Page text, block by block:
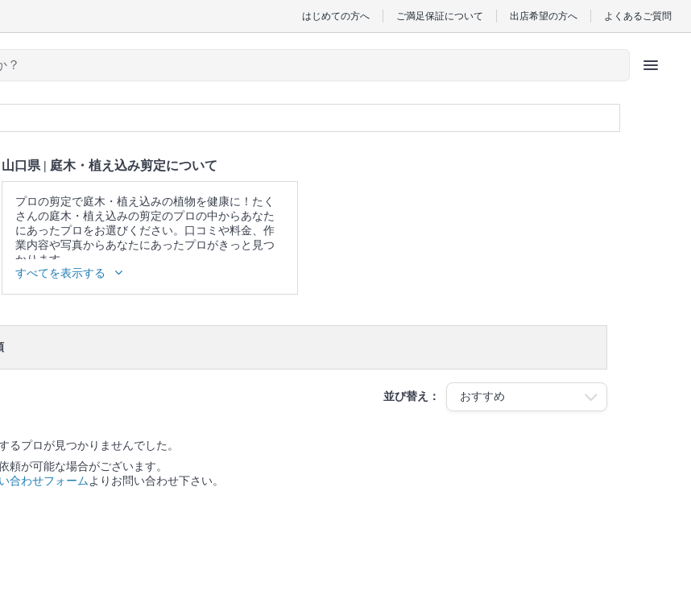
はじめての方へ ご満足保証について 出店希望の方へ よくあるご質問
menu
山口県 | 庭木・植え込み剪定について
プロの剪定で庭木・植え込みの植物を健康に！たく
さんの庭木・植え込みの剪定のプロの中からあなた
にあったプロをお選びください。口コミや料金、作
業内容や写真からあなたにあったプロがきっと見つ
かります。
▼表示価格に含まれる庭木・植え込み剪定の作業範
囲
すべてを表示する
並び替え：
るプロが見つかりませんでした。
頼が可能な場合がございます。
合わせフォームよりお問い合わせ下さい。